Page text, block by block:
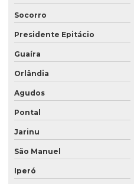
Socorro
Presidente Epitácio
Guaíra
Orlândia
Agudos
Pontal
Jarinu
São Manuel
Iperó